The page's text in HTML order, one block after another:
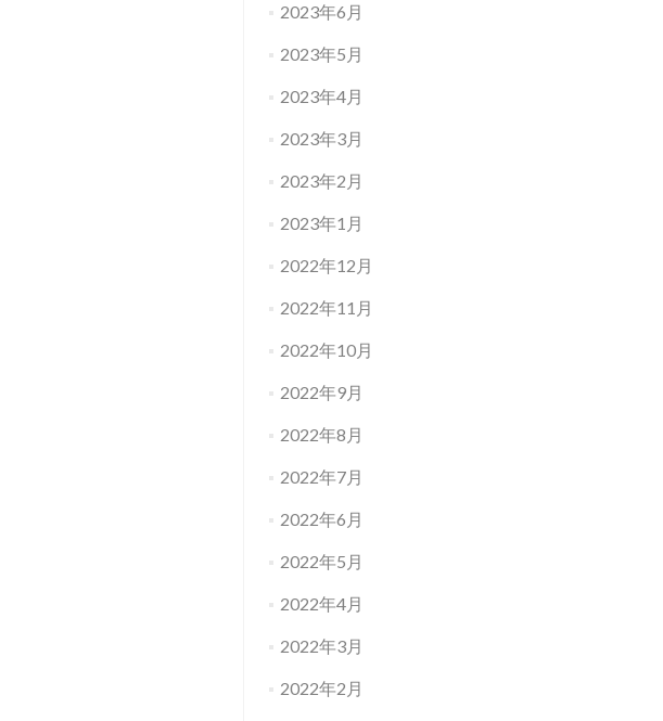
2023年6月
2023年5月
2023年4月
2023年3月
2023年2月
2023年1月
2022年12月
2022年11月
2022年10月
2022年9月
2022年8月
2022年7月
2022年6月
2022年5月
2022年4月
2022年3月
2022年2月